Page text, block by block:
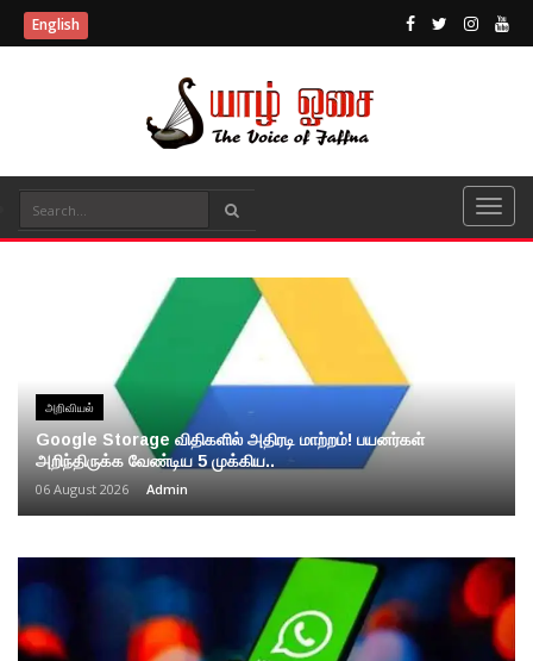
English
அறிவியல்
Google Storage விதிகளில் அதிரடி மாற்றம்! பயனர்கள்
அறிந்திருக்க வேண்டிய 5 முக்கிய..
06 August 2026 Admin